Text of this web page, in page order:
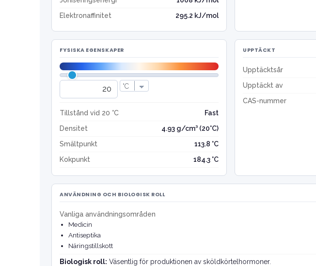
Elektronaffinitet
295.2 kJ/mol
FYSISKA EGENSKAPER
Tillstånd vid 20 °C
Fast
Densitet
4.93 g/cm³ (20°C)
Smältpunkt
113.8 °C
Kokpunkt
184.3 °C
UPPTÄCKT
Upptäcktsår
Upptäckt av
CAS-nummer
ANVÄNDNING OCH BIOLOGISK ROLL
Vanliga användningsområden
Medicin
Antiseptika
Näringstillskott
Biologisk roll: Väsentlig för produktionen av sköldkörtelhormoner.